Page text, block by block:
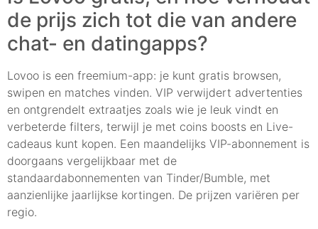
de prijs zich tot die van andere
chat- en datingapps?
Lovoo is een freemium-app: je kunt gratis browsen,
swipen en matches vinden. VIP verwijdert advertenties
en ontgrendelt extraatjes zoals wie je leuk vindt en
verbeterde filters, terwijl je met coins boosts en Live-
cadeaus kunt kopen. Een maandelijks VIP-abonnement is
doorgaans vergelijkbaar met de
standaardabonnementen van Tinder/Bumble, met
aanzienlijke jaarlijkse kortingen. De prijzen variëren per
regio.